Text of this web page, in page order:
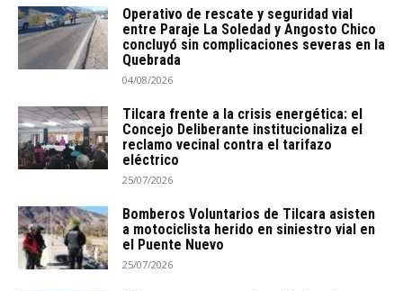
Operativo de rescate y seguridad vial
entre Paraje La Soledad y Angosto Chico
concluyó sin complicaciones severas en la
Quebrada
04/08/2026
Tilcara frente a la crisis energética: el
Concejo Deliberante institucionaliza el
reclamo vecinal contra el tarifazo
eléctrico
25/07/2026
Bomberos Voluntarios de Tilcara asisten
a motociclista herido en siniestro vial en
el Puente Nuevo
25/07/2026